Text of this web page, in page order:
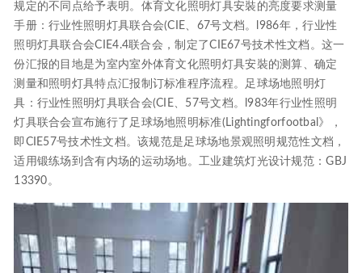
规定的不同点给予表明。体育文化照明灯具安裝的亮度要求测量
手册：行业性照明灯具联合会(CIE、67号文档。l986年，行业性
照明灯具联合会CIE4.4联合会，制定了CIE67号技术性文档。这一
份汇报的目地是为室内室外体育文化照明灯具安裝的测算、确定
测量和照明灯具特点汇报制订标准程序流程。足球场地照明灯
具：行业性照明灯具联合会(CIE、57号文档。l983年行业性照明
灯具联合会宣布施行了足球场地照明标准(Lightingforfootbal》，
即CIE57号技术性文档。该规范是足球场地景观照明规范性文档，
适用锻练场到含有内场的运动场地。工业建筑灯光设计规范：GBJ
13390。